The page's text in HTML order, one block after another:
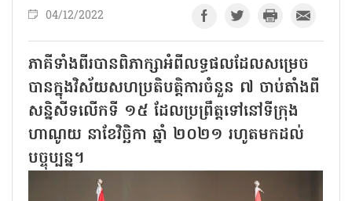
04/12/2022
ភាគីទាំងពីរបានពិភាក្សាអំពីលទ្ធផលដែលសម្រេច
បានក្នុងវិស័យសហប្រតិបត្តិការចំនួន ៧ ចាប់តាំងពី
សន្និសីទលើកទី ១៥ ដែលប្រព្រឹត្តទៅនៅទីក្រុង
ហាណូយ នាខែវិច្ឆិកា ឆ្នាំ ២០២១ រហូតមកដល់
បច្ចុប្បន្ន។